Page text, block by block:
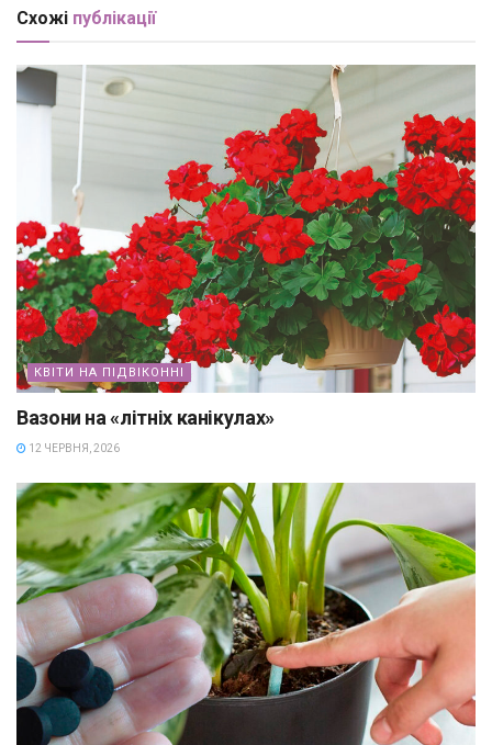
Схожі публікації
КВІТИ НА ПІДВІКОННІ
Вазони на «літніх канікулах»
12 ЧЕРВНЯ, 2026